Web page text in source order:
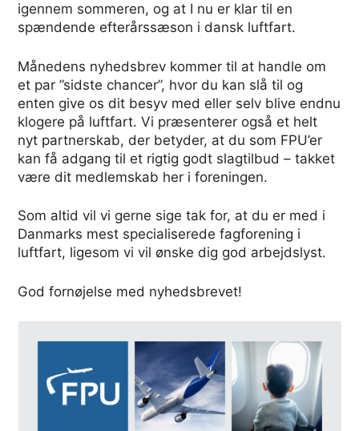
igennem sommeren, og at I nu er klar til en
spændende efterårssæson i dansk luftfart.
Månedens nyhedsbrev kommer til at handle om
et par ”sidste chancer”, hvor du kan slå til og
enten give os dit besyv med eller selv blive endnu
klogere på luftfart. Vi præsenterer også et helt
nyt partnerskab, der betyder, at du som FPU’er
kan få adgang til et rigtig godt slagtilbud – takket
være dit medlemskab her i foreningen.
Som altid vil vi gerne sige tak for, at du er med i
Danmarks mest specialiserede fagforening i
luftfart, ligesom vi vil ønske dig god arbejdslyst.
God fornøjelse med nyhedsbrevet!